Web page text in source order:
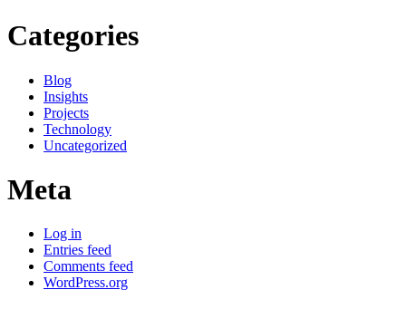
Categories
Blog
Insights
Projects
Technology
Uncategorized
Meta
Log in
Entries feed
Comments feed
WordPress.org